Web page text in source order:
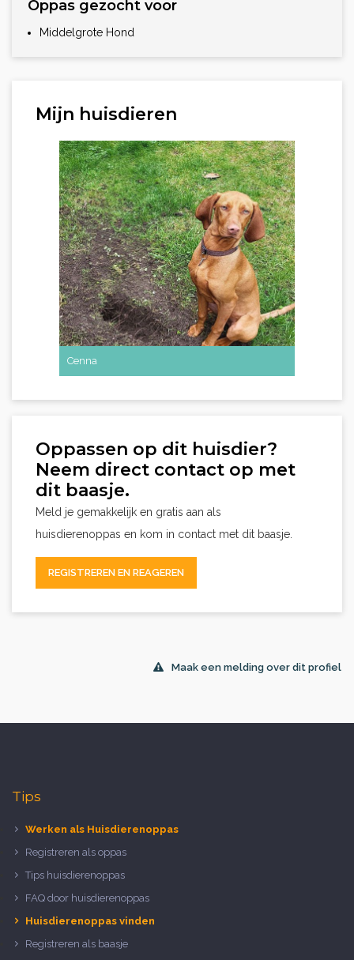
Oppas gezocht voor
Middelgrote Hond
Mijn huisdieren
Cenna
Oppassen op dit huisdier?
Neem direct contact op met
dit baasje.
Meld je gemakkelijk en gratis aan als
huisdierenoppas en kom in contact met dit baasje.
REGISTREREN EN REAGEREN
Maak een melding over dit profiel
Tips
Werken als Huisdierenoppas
Registreren als oppas
Tips huisdierenoppas
FAQ door huisdierenoppas
Huisdierenoppas vinden
Registreren als baasje